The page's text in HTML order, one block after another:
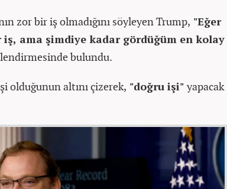
zor bir iş olmadığını söyleyen Trump, "Eğer
iş, ama şimdiye kadar gördüğüm en kolay
bulundu.
olduğunun altını çizerek, "doğru işi" yapacak